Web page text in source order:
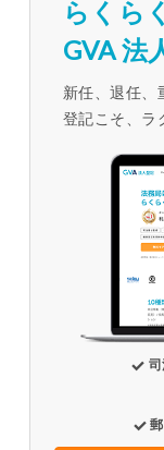
らくら
GVA 法
新任、退任、
登記こそ、ラ